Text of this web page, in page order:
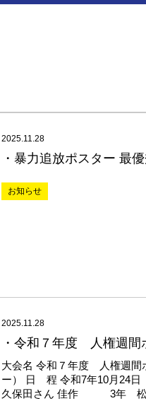
2025.11.28
・暴力追放ポスター 最
お知らせ
2025.11.28
・令和７年度 人権週間
大会名 令和７年度 人権週間
ー） 日 程 令和7年10月
久保田さん 佳作 3年 松